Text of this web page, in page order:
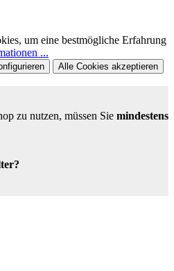
um eine bestmögliche Erfahrung
...
Alle Cookies akzeptieren
zu nutzen, müssen Sie mindestens